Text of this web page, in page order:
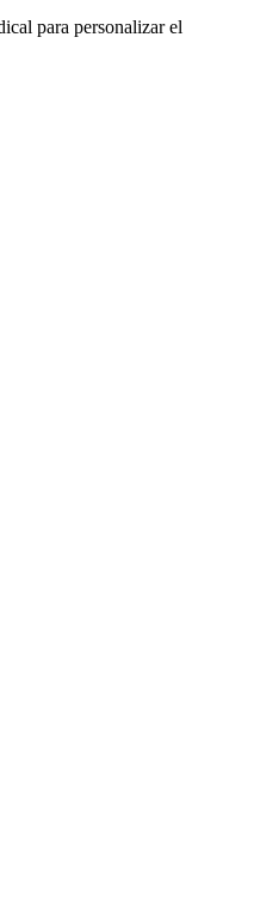
para personalizar el